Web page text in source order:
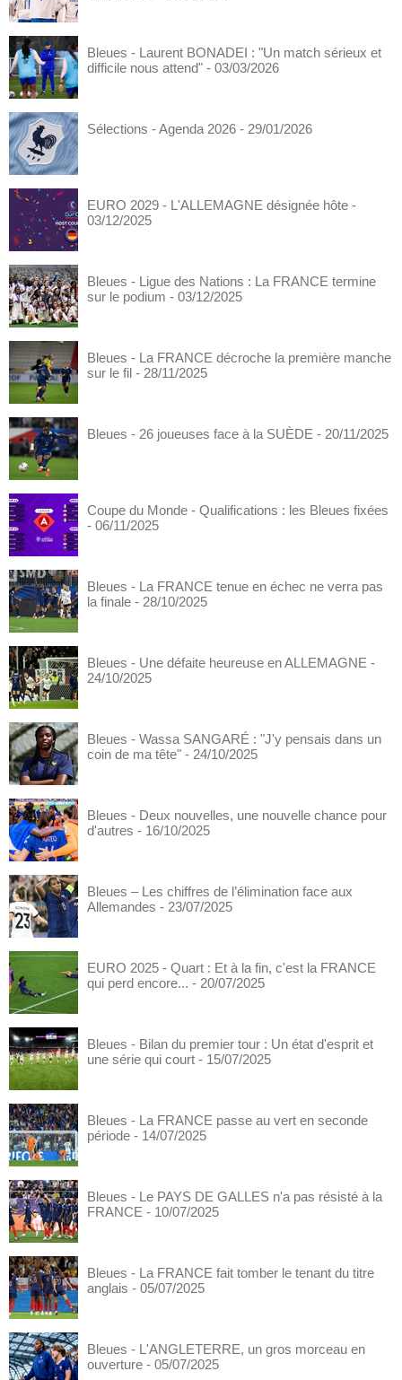
Bleues - Laurent BONADEI : "Un match sérieux et
difficile nous attend" - 03/03/2026
Sélections - Agenda 2026 - 29/01/2026
EURO 2029 - L'ALLEMAGNE désignée hôte -
03/12/2025
Bleues - Ligue des Nations : La FRANCE termine
sur le podium - 03/12/2025
Bleues - La FRANCE décroche la première manche
sur le fil - 28/11/2025
Bleues - 26 joueuses face à la SUÈDE - 20/11/2025
Coupe du Monde - Qualifications : les Bleues fixées
- 06/11/2025
Bleues - La FRANCE tenue en échec ne verra pas
la finale - 28/10/2025
Bleues - Une défaite heureuse en ALLEMAGNE -
24/10/2025
Bleues - Wassa SANGARÉ : "J'y pensais dans un
coin de ma tête" - 24/10/2025
Bleues - Deux nouvelles, une nouvelle chance pour
d'autres - 16/10/2025
Bleues – Les chiffres de l’élimination face aux
Allemandes - 23/07/2025
EURO 2025 - Quart : Et à la fin, c'est la FRANCE
qui perd encore... - 20/07/2025
Bleues - Bilan du premier tour : Un état d'esprit et
une série qui court - 15/07/2025
Bleues - La FRANCE passe au vert en seconde
période - 14/07/2025
Bleues - Le PAYS DE GALLES n'a pas résisté à la
FRANCE - 10/07/2025
Bleues - La FRANCE fait tomber le tenant du titre
anglais - 05/07/2025
Bleues - L'ANGLETERRE, un gros morceau en
ouverture - 05/07/2025